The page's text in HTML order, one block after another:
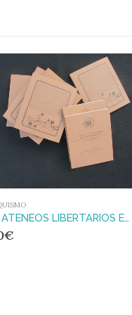
LOS ATENEOS LIBERTARIOS EN ESPAÑA (1931-1939)
€